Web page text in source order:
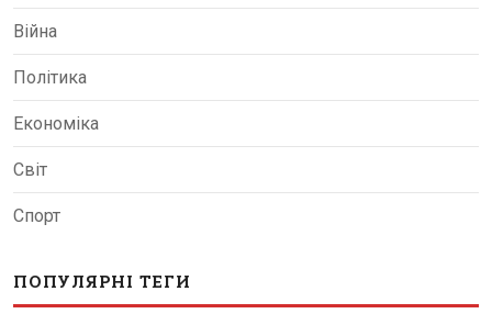
Війна
Політика
Економіка
Світ
Спорт
ПОПУЛЯРНІ ТЕГИ